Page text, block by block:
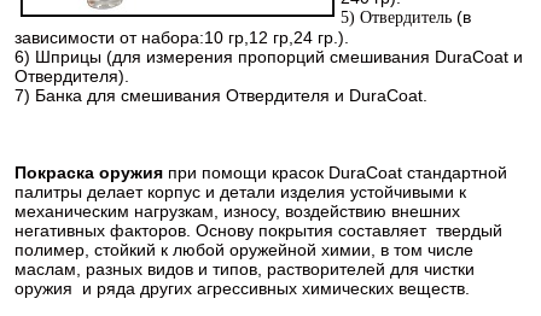
5) Отвердитель (в
зависимости от набора:10 гр,12 гр,24 гр.).
6) Шприцы (для измерения пропорций смешивания DuraCoat и
Отвердителя).
7) Банка для смешивания Отвердителя и DuraCoat.
Покраска оружия при помощи красок DuraCoat стандартной
палитры делает корпус и детали изделия устойчивыми к
механическим нагрузкам, износу, воздействию внешних
негативных факторов. Основу покрытия составляет твердый
полимер, стойкий к любой оружейной химии, в том числе
маслам, разных видов и типов, растворителей для чистки
оружия и ряда других агрессивных химических веществ.